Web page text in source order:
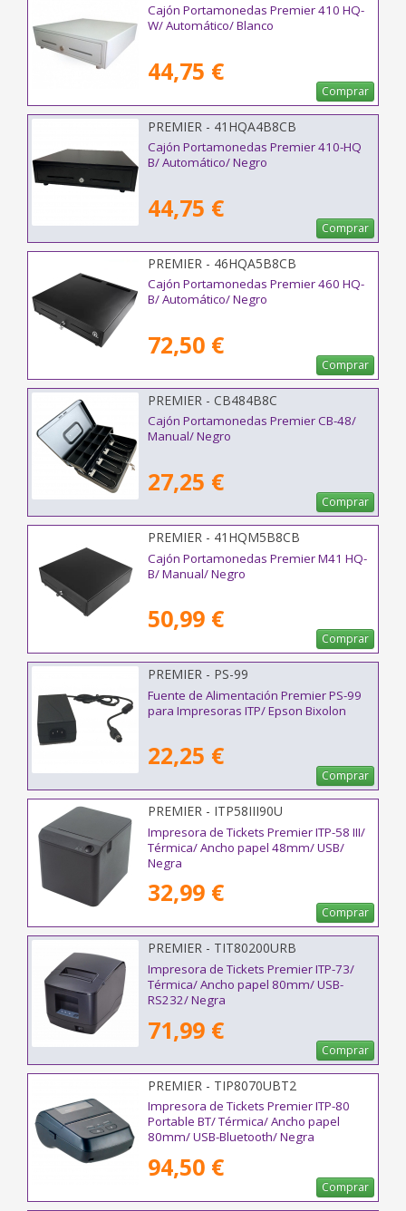
Cajón Portamonedas Premier 410 HQ-
W/ Automático/ Blanco
44,75 €
Comprar
PREMIER - 41HQA4B8CB
Cajón Portamonedas Premier 410-HQ
B/ Automático/ Negro
44,75 €
Comprar
PREMIER - 46HQA5B8CB
Cajón Portamonedas Premier 460 HQ-
B/ Automático/ Negro
72,50 €
Comprar
PREMIER - CB484B8C
Cajón Portamonedas Premier CB-48/
Manual/ Negro
27,25 €
Comprar
PREMIER - 41HQM5B8CB
Cajón Portamonedas Premier M41 HQ-
B/ Manual/ Negro
50,99 €
Comprar
PREMIER - PS-99
Fuente de Alimentación Premier PS-99
para Impresoras ITP/ Epson Bixolon
22,25 €
Comprar
PREMIER - ITP58III90U
Impresora de Tickets Premier ITP-58 III/
Térmica/ Ancho papel 48mm/ USB/
Negra
32,99 €
Comprar
PREMIER - TIT80200URB
Impresora de Tickets Premier ITP-73/
Térmica/ Ancho papel 80mm/ USB-
RS232/ Negra
71,99 €
Comprar
PREMIER - TIP8070UBT2
Impresora de Tickets Premier ITP-80
Portable BT/ Térmica/ Ancho papel
80mm/ USB-Bluetooth/ Negra
94,50 €
Comprar